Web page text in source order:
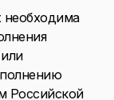
необходима
Российской